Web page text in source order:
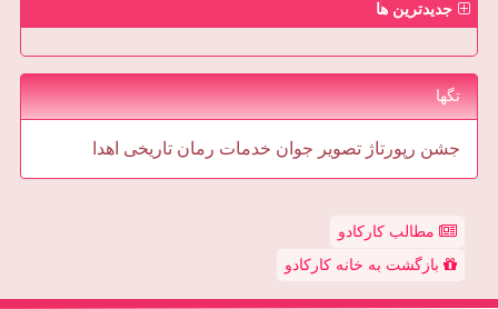
جدیدترین ها
تگها
جشن رپورتاژ تصویر جوان خدمات رمان تاریخی اهدا
مطالب کارکادو
بازگشت به خانه کارکادو